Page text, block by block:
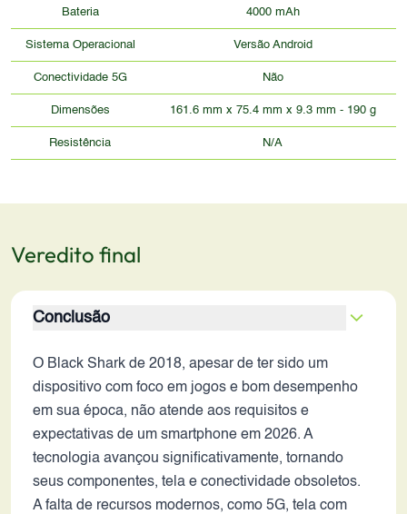
Bateria 4000 mAh
Sistema Operacional Versão Android
Conectividade 5G Não
Dimensões 161.6 mm x 75.4 mm x 9.3 mm - 190 g
Resistência N/A
Veredito final
Conclusão
O Black Shark de 2018, apesar de ter sido um
dispositivo com foco em jogos e bom desempenho
em sua época, não atende aos requisitos e
expectativas de um smartphone em 2026. A
tecnologia avançou significativamente, tornando
seus componentes, tela e conectividade obsoletos.
A falta de recursos modernos, como 5G, tela com